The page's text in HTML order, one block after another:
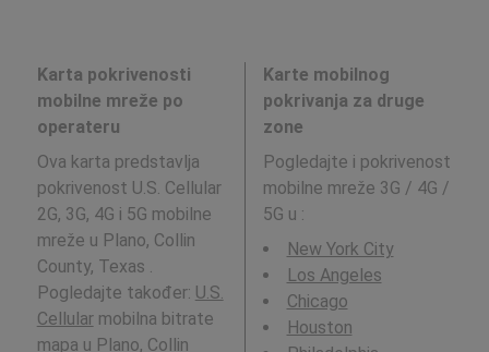
Karta pokrivenosti
mobilne mreže po
operateru
Ova karta predstavlja
pokrivenost U.S. Cellular
2G, 3G, 4G i 5G mobilne
mreže u Plano, Collin
County, Texas .
Pogledajte također: U.S.
Cellularmobilna bitrate
mapa u Plano, Collin
Karte mobilnog
pokrivanja za druge
zone
Pogledajte i pokrivenost
mobilne mreže 3G / 4G /
5G u :
New York City
Los Angeles
Chicago
Houston